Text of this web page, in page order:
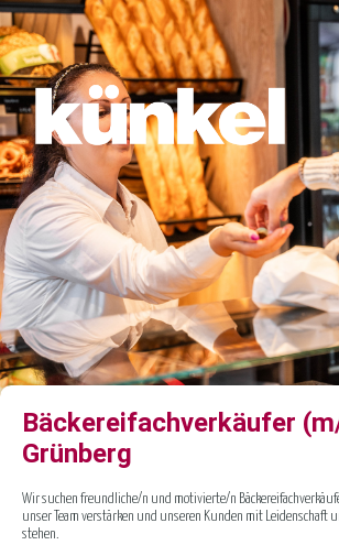
Bäckereifachverkäufer
Grünberg
Wir suchen freundliche/n und motivierte/n
unser Team verstärken und unseren Kunden mit Leidenschaft
stehen.